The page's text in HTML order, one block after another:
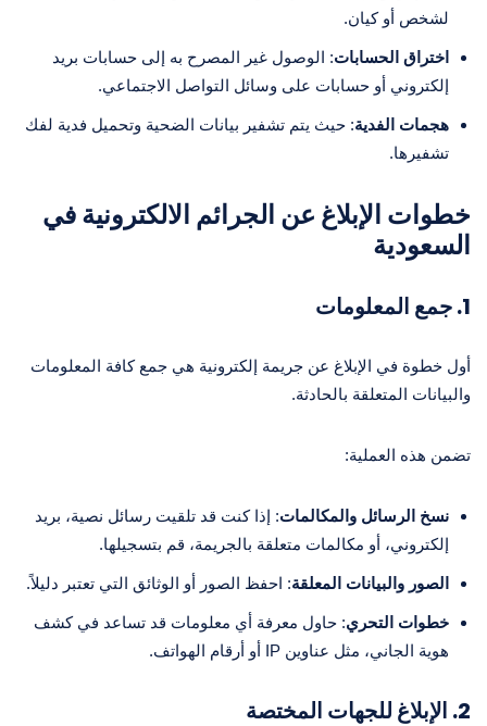
لشخص أو كيان.
اختراق الحسابات: الوصول غير المصرح به إلى حسابات بريد
إلكتروني أو حسابات على وسائل التواصل الاجتماعي.
هجمات الفدية: حيث يتم تشفير بيانات الضحية وتحميل فدية لفك
تشفيرها.
خطوات الإبلاغ عن الجرائم الالكترونية في
السعودية
1. جمع المعلومات
أول خطوة في الإبلاغ عن جريمة إلكترونية هي جمع كافة المعلومات
والبيانات المتعلقة بالحادثة.
تضمن هذه العملية:
نسخ الرسائل والمكالمات: إذا كنت قد تلقيت رسائل نصية، بريد
إلكتروني، أو مكالمات متعلقة بالجريمة، قم بتسجيلها.
الصور والبيانات المعلقة: احفظ الصور أو الوثائق التي تعتبر دليلاً.
خطوات التحري: حاول معرفة أي معلومات قد تساعد في كشف
هوية الجاني، مثل عناوين IP أو أرقام الهواتف.
2. الإبلاغ للجهات المختصة